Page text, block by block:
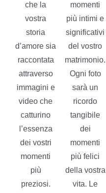
che la
vostra
storia
d’amore sia
raccontata
attraverso
immagini e
video che
catturino
l’essenza
dei vostri
momenti
più
preziosi.
momenti
più intimi e
significativi
del vostro
matrimonio.
Ogni foto
sarà un
ricordo
tangibile
dei
momenti
più felici
della vostra
vita. Le